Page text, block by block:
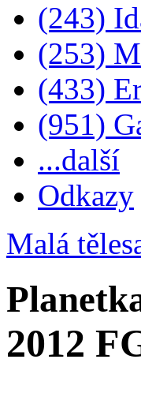
(243)
(253)
(433)
(951)
...další
Odkazy
Malá
2012